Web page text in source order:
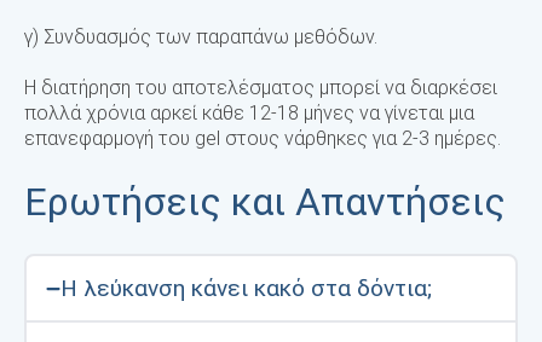
γ) Συνδυασμός των παραπάνω μεθόδων.
Η διατήρηση του αποτελέσματος μπορεί να διαρκέσει
πολλά χρόνια αρκεί κάθε 12-18 μήνες να γίνεται μια
επανεφαρμογή του gel στους νάρθηκες για 2-3 ημέρες.
Ερωτήσεις και Απαντήσεις
Η λεύκανση κάνει κακό στα δόντια;